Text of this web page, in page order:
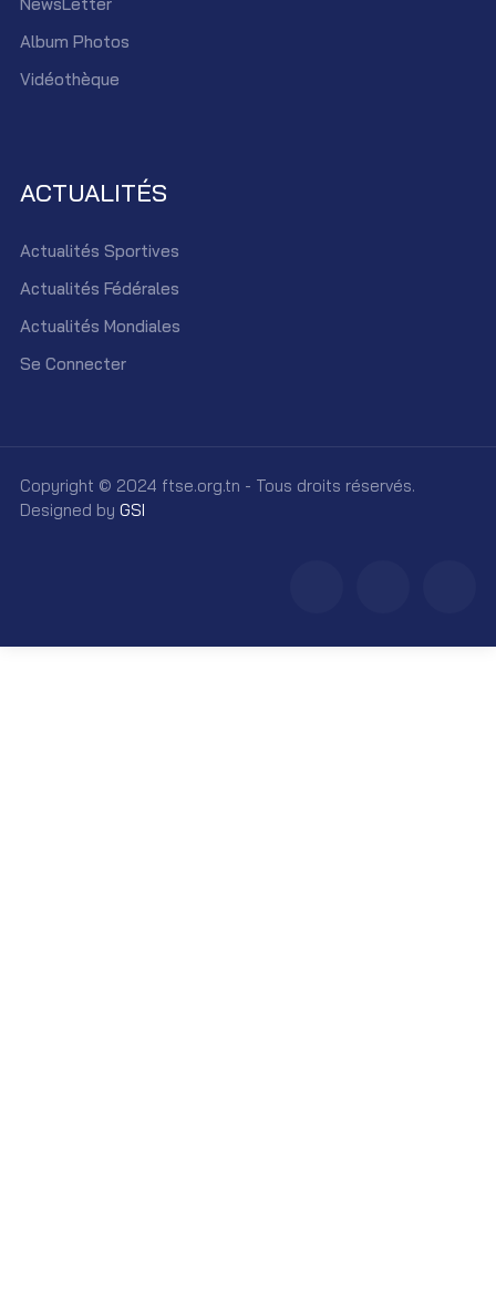
Album Photos
Vidéothèque
ACTUALITÉS
Actualités Sportives
Actualités Fédérales
Actualités Mondiales
Se Connecter
Copyright © 2024 ftse.org.tn - Tous droits réservés.
Designed by GSI